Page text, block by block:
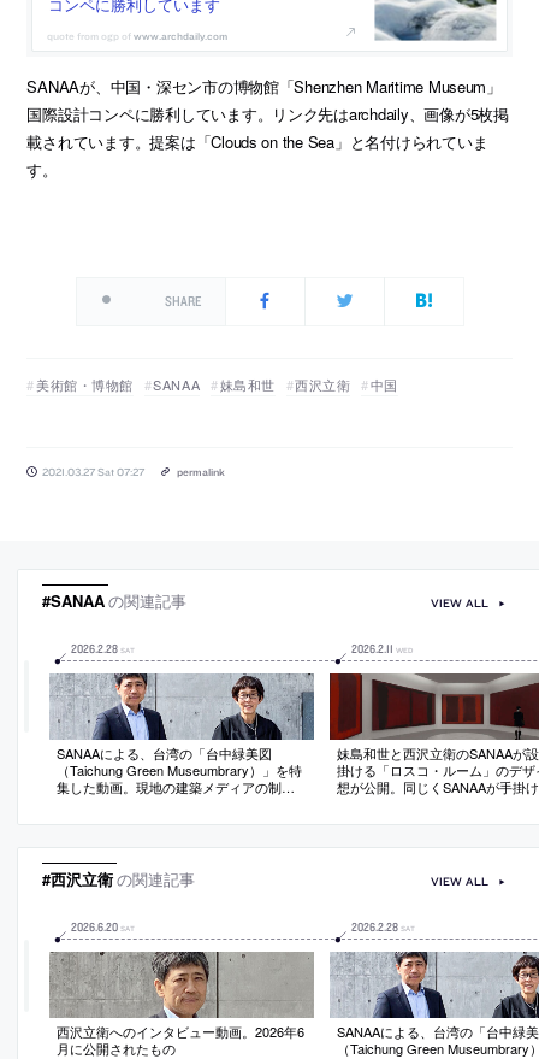
www.archdaily.com
SANAAが、中国・深セン市の博物館「Shenzhen Maritime Museum」
国際設計コンペに勝利しています。リンク先はarchdaily、画像が5枚掲
載されています。提案は「Clouds on the Sea」と名付けられていま
す。
SHARE
美術館・博物館 SANAA 妹島和世 西沢立衛 中国
2021.03.27 Sat 07:27 permalink
#SANAAの関連記事
2026.2.28 SAT
SANAAによる、台湾の「台中緑美図
（Taichung Green Museumbrary）」を特
集した動画。現地の建築メディアの制作
2026.2.11 WED
妹島和世と西沢立衛のSANAAが
掛ける「ロスコ・ルーム」のデザ
想が公開。同じくSANAAが手掛
としてつくられる
VIEW ALL
#西沢立衛の関連記事
2026.6.20 SAT
西沢立衛へのインタビュー動画。2026年6
月に公開されたもの
2026.2.28 SAT
SANAAによる、台湾の「台中緑
（Taichung Green Museumbrary
VIEW ALL